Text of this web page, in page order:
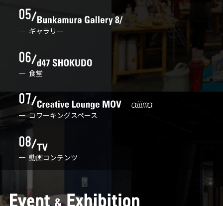
ギャラリー
食堂
コワーキングスペース
動画コンテンツ